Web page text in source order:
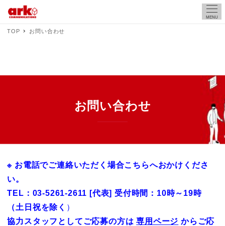
MENU
TOP お問い合わせ
お問い合わせ
※ お電話でご連絡いただく場合こちらへおかけくださ
い。
TEL ： 03-5261-2611 [代表] 受付時間：10時～19時
（土日祝を除く ）
協力スタッフとしてご応募の方は専用ページ からご応